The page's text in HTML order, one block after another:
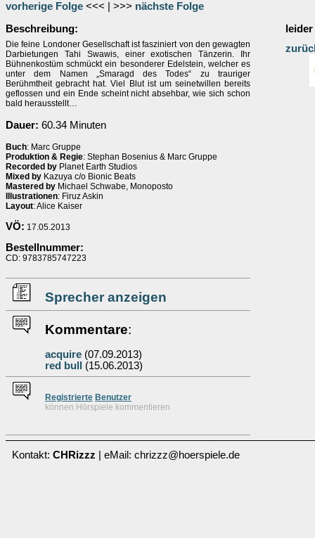
vorherige Folge <<< | >>> nächste Folge
Beschreibung:
Die feine Londoner Gesellschaft ist fasziniert von den gewagten
Darbietungen Tahi Swawis, einer exotischen Tänzerin. Ihr
Bühnenkostüm schmückt ein besonderer Edelstein, welcher es
unter dem Namen „Smaragd des Todes“ zu trauriger
Berühmtheit gebracht hat. Viel Blut ist um seinetwillen bereits
geflossen und ein Ende scheint nicht absehbar, wie sich schon
bald herausstellt…
Dauer: 60.34 Minuten
Buch: Marc Gruppe
Produktion & Regie: Stephan Bosenius & Marc Gruppe
Recorded by Planet Earth Studios
Mixed by Kazuya c/o Bionic Beats
Mastered by Michael Schwabe, Monoposto
Illustrationen: Firuz Askin
Layout: Alice Kaiser
VÖ: 17.05.2013
Bestellnummer:
CD: 9783785747223
Sprecher anzeigen
Kommentare:
acquire (07.09.2013)
red bull
(15.06.2013)
Registrierte Benutzer
können Hörspiele kommentieren
Kontakt: CHRizzz | eMail: chrizzz@hoerspiele.de